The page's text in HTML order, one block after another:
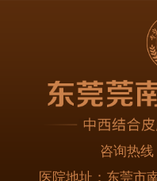
咨询热线
医院地址： 东莞市